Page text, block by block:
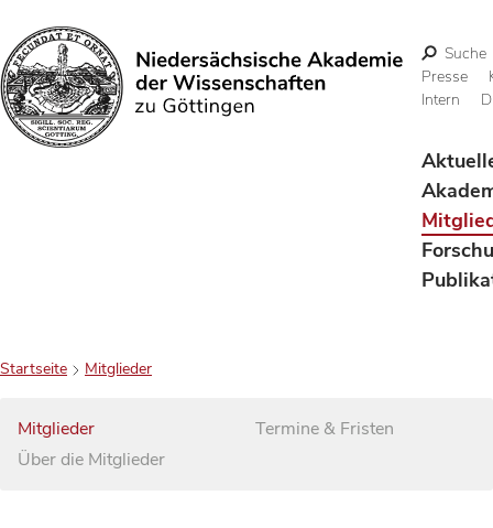
Suchen
Suche
Presse
Intern
Startseite Mitglieder
Mitglieder
Über die Mitglieder
Termine & Fristen